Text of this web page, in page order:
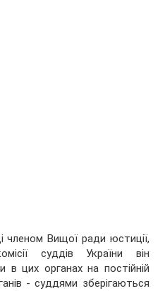
членом Вищої ради юстиції,
суддів України він
в цих органах на постійній
- суддями зберігаються